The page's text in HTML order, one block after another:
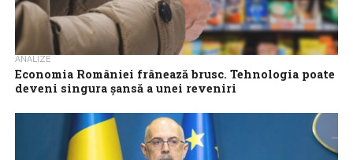
ANALIZE
Economia României frânează brusc. Tehnologia poate
deveni singura șansă a unei reveniri
1,5%, o contracție neașteptat de severă, în ciuda unor indicii
anterioare...